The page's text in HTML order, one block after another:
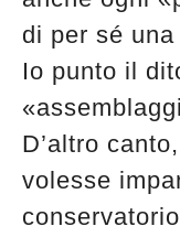
di per sé
Io punto il
D’altro
volesse